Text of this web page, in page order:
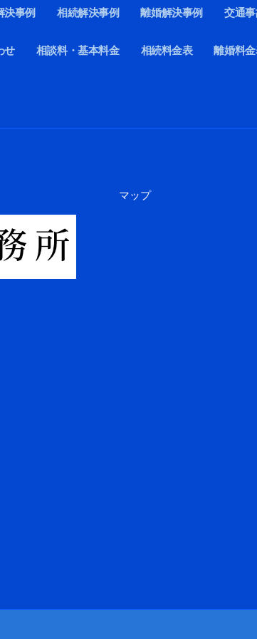
決事例 相続解決事例 離婚解決事例 交通
せ 相談料・基本料金 相続料金表 離婚料
マップ